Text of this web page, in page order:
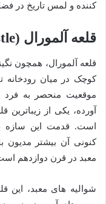
کننده و لمس تاریخ در
قلعه آلمورال (Almourol Castle)
قلعه آلمورال، همچون
کوچک در میان رودخانه
موقعیت منحصر به
آورده، یکی از
است. قدمت این سازه
کنونی آن بیشتر مدیون
معبد در قرن دوازدهم
شوالیه های معبد، این